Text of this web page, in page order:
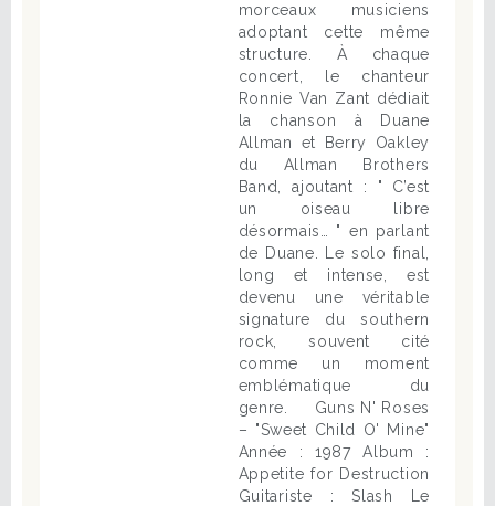
morceaux musiciens
adoptant cette même
structure. À chaque
concert, le chanteur
Ronnie Van Zant dédiait
la chanson à Duane
Allman et Berry Oakley
du Allman Brothers
Band, ajoutant : " C’est
un oiseau libre
désormais… " en parlant
de Duane. Le solo final,
long et intense, est
devenu une véritable
signature du southern
rock, souvent cité
comme un moment
emblématique du
genre. Guns N' Roses
– "Sweet Child O' Mine"
Année : 1987 Album :
Appetite for Destruction
Guitariste : Slash Le